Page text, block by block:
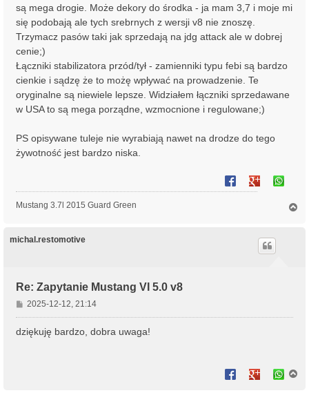
są mega drogie. Może dekory do środka - ja mam 3,7 i moje mi
się podobają ale tych srebrnych z wersji v8 nie znoszę.
Trzymacz pasów taki jak sprzedają na jdg attack ale w dobrej
cenie;)
Łączniki stabilizatora przód/tył - zamienniki typu febi są bardzo
cienkie i sądzę że to możę wpływać na prowadzenie. Te
oryginalne są niewiele lepsze. Widziałem łączniki sprzedawane
w USA to są mega porządne, wzmocnione i regulowane;)
PS opisywane tuleje nie wyrabiają nawet na drodze do tego
żywotność jest bardzo niska.
Mustang 3.7l 2015 Guard Green
michal.restomotive
Re: Zapytanie Mustang VI 5.0 v8
P
o
s
2025-12-12, 21:14
dziękuję bardzo, dobra uwaga!